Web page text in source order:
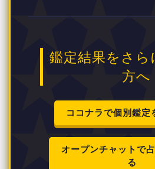
鑑定結果をさら
方へ
ココナラで個別鑑定
オープンチャットで
る